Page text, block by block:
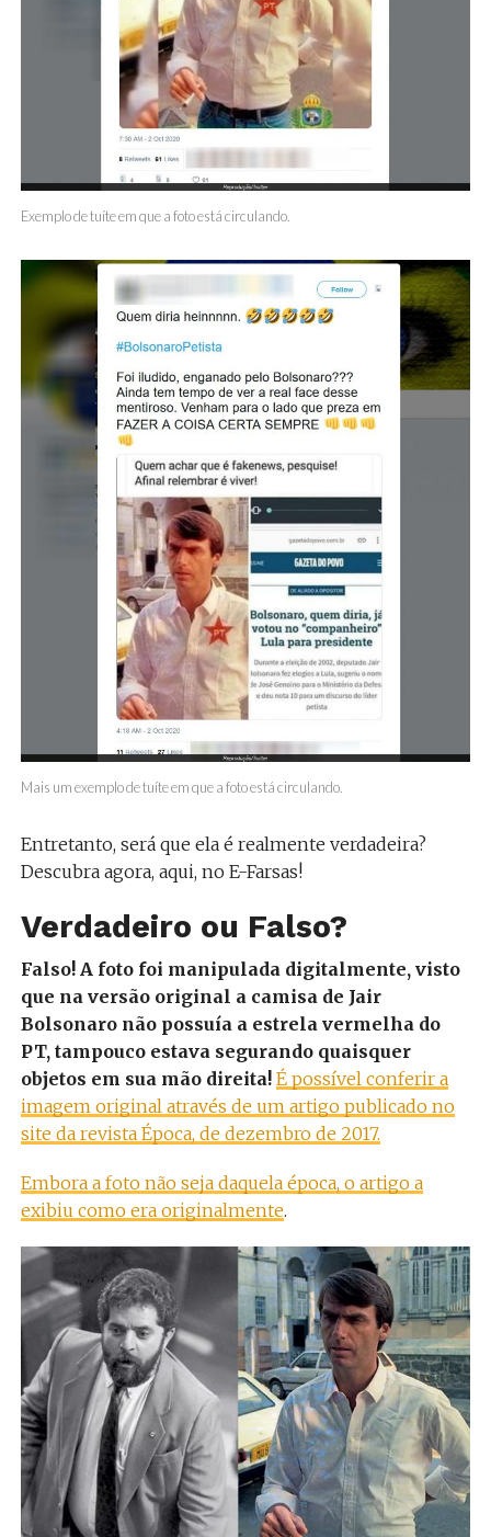
Exemplo de tuíte em que a foto está circulando.
Mais um exemplo de tuíte em que a foto está circulando.
Entretanto, será que ela é realmente verdadeira?
Descubra agora, aqui, no E-Farsas!
Verdadeiro ou Falso?
Falso! A foto foi manipulada digitalmente, visto
que na versão original a camisa de Jair
Bolsonaro não possuía a estrela vermelha do
PT, tampouco estava segurando quaisquer
objetos em sua mão direita! É possível conferir a
imagem original através de um artigo publicado no
site da revista Época, de dezembro de 2017.
Embora a foto não seja daquela época, o artigo a
exibiu como era originalmente.